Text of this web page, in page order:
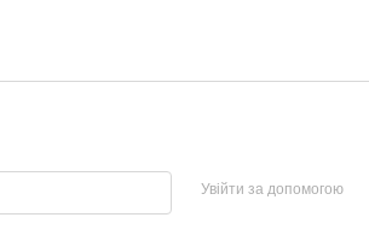
Увійти за допомогою